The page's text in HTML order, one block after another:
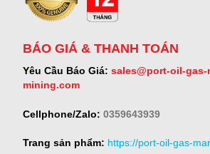
BÁO GIÁ & THANH TOÁN
Yêu Cầu Báo Giá: sales@port-oil-gas-
mining.com
Cellphone/Zalo: 0359643939
Trang sản phẩm: https://port-oil-gas-